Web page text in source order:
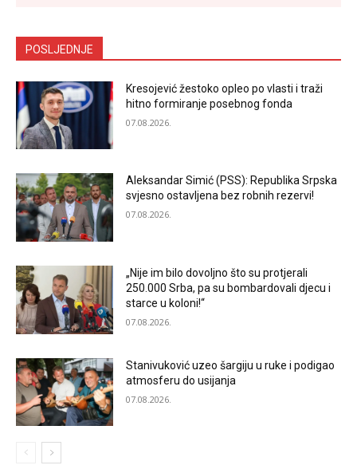
POSLJEDNJE
Kresojević žestoko opleo po vlasti i traži
hitno formiranje posebnog fonda
07.08.2026.
Aleksandar Simić (PSS): Republika Srpska
svjesno ostavljena bez robnih rezervi!
07.08.2026.
„Nije im bilo dovoljno što su protjerali
250.000 Srba, pa su bombardovali djecu i
starce u koloni!“
07.08.2026.
Stanivuković uzeo šargiju u ruke i podigao
atmosferu do usijanja
07.08.2026.